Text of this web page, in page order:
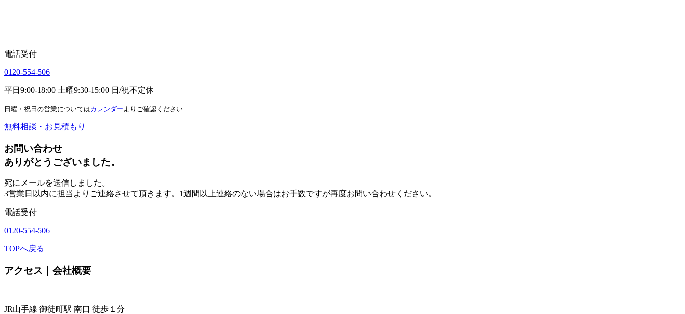
電話受付
0120-554-506
平日9:00-18:00 土曜9:30-15:00 日/祝不定休
日曜・祝日の営業についてはカレンダーよりご確認ください
無料相談・お見積もり
お問い合わせ
ありがとうございました。
宛にメールを送信しました。
3営業日以内に担当よりご連絡させて頂きます。1週間以上連絡のない場合はお手数ですが再度お問い合わせください。
電話受付
0120-554-506
TOPへ戻る
アクセス｜会社概要
JR山手線 御徒町駅 南口 徒歩１分